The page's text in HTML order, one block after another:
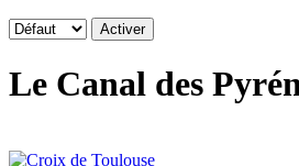
Le Canal des